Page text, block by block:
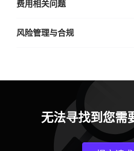
费用相关问题
风险管理与合规
无法寻找到您需